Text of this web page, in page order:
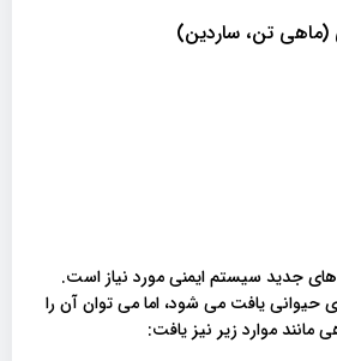
(ماهی تن، ساردین)
جدید سیستم ایمنی مورد نیاز است.
حیوانی یافت می شود، اما می توان آن را
مانند موارد زیر نیز یافت: